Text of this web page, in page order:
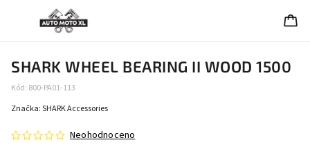
SHARK WHEEL BEARING II WOOD 1500
Kód: 800-PA01-113
Neohodnoceno
Značka:SHARK Accessories